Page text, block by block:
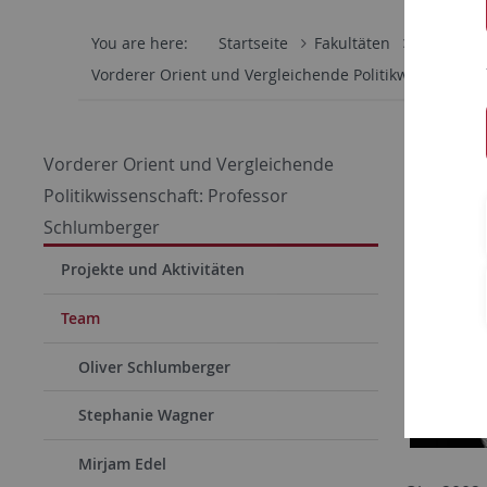
You are here: Startseite Fakultäten
Vorderer Orient und Vergleichende
Vorderer Orient und Vergleichende
Politikwissenschaft: Professor
Schlumberger
Projekte und Aktivitäten
Team
Oliver Schlumberger
Stephanie Wagner
Mirjam Edel